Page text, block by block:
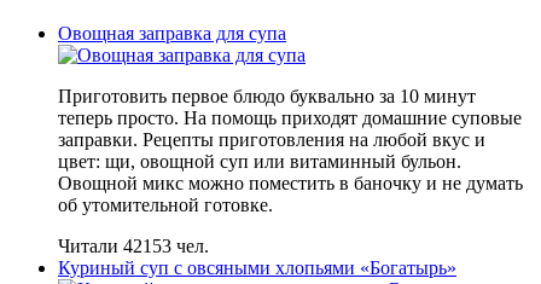
Овощная заправка для супа
Приготовить первое блюдо буквально за 10 минут
теперь просто. На помощь приходят домашние суповые
заправки. Рецепты приготовления на любой вкус и
цвет: щи, овощной суп или витаминный бульон.
Овощной микс можно поместить в баночку и не думать
об утомительной готовке.
Читали 42153 чел.
Куриный суп с овсяными хлопьями «Богатырь»